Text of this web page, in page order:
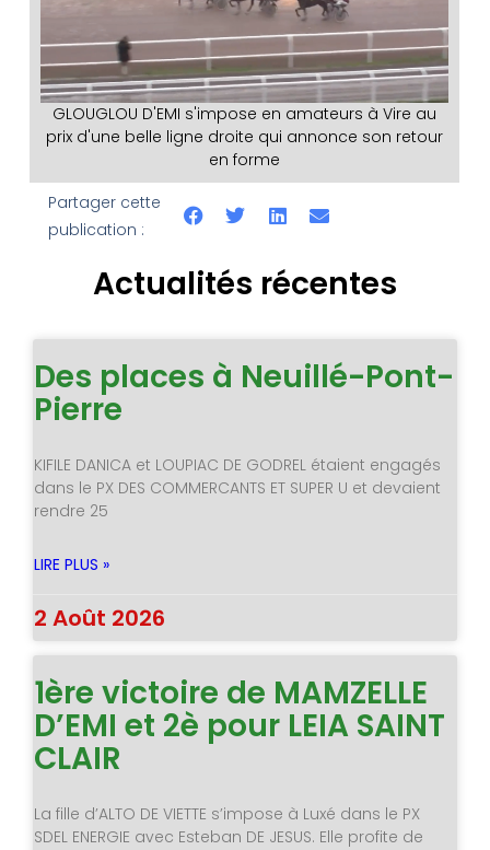
GLOUGLOU D'EMI s'impose en amateurs à Vire au
prix d'une belle ligne droite qui annonce son retour
en forme
Partager cette
publication :
Actualités récentes
Des places à Neuillé-Pont-
Pierre
KIFILE DANICA et LOUPIAC DE GODREL étaient engagés
dans le PX DES COMMERCANTS ET SUPER U et devaient
rendre 25
LIRE PLUS »
2 Août 2026
1ère victoire de MAMZELLE
D’EMI et 2è pour LEIA SAINT
CLAIR
La fille d’ALTO DE VIETTE s’impose à Luxé dans le PX
SDEL ENERGIE avec Esteban DE JESUS. Elle profite de